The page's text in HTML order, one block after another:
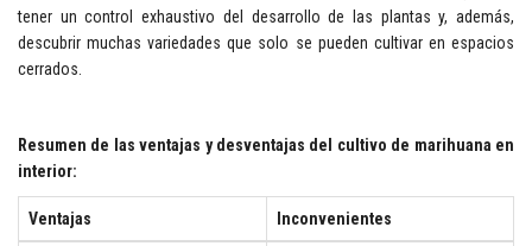
tener un control exhaustivo del desarrollo de las plantas y, además,
descubrir muchas variedades que solo se pueden cultivar en espacios
cerrados.
Resumen de las ventajas y desventajas del cultivo de marihuana en
interior:
Ventajas Inconvenientes